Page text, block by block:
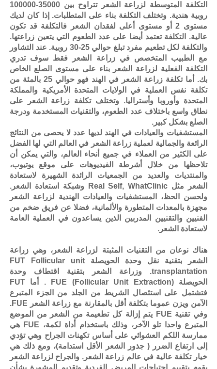
التكلفة المتوسطة لزراعة الشعر تتراوح بين 35000-100000
روبية هندية. وتختلف التكلفة بناء على المتطلبات. إذا كان لديك
مستوى 2 أو مستوى أعلى لفقدان الشعر فالتكلفة قد تكون
عالية. التكلفة تعتمد أيضا على عدد الطعوم التي يتعين زراعتها.
والتكلفة لكل تطعيم مفرد تبلغ حوالي 25-30 روبية. عند التشاور
مع الطبيب المتخصص في زراعة الشعر فقط سوف تدري
التكلفة الفعلية لزراعة الشعر بناء على مستوى الصلع الخاص
بك. أما تكلفة زراعة الشعر في الهند فهو حوالي 25 بالمئة من
تكلفة نفس العملية في الولايات المتحدة الأمريكية والمملكة
المتحدة وأوروبا وأستراليا. وتختلف تكلفة زراعة الشعر على
نطاق واسع باختلاف عدد الطعوم، والتقنيات المستخدمة ودرجة
الصلع بشكل كبير.
المستشفيات والعيادات في الهند لديها عدد لا يحصى من النتائج
الرائعة والجمالية لعملية زراعة الشعر في العالم التي لها الفضل
على الكثير من العملاء في جميع أنحاء العالم، والتي يمكن أن
تلاحظها من خلال أشرطة الفيديوهات على موقع يوتيوب،
والمنتديات والعديد من الجمعيات الرائدة الشهيرة لاستعادة
الشعر مثل Real Self, WhatClinic وشبكة استعادة الشعر.
ولحسن الحظ، المستشفيات والعيادات الهندية لزراعة الشعر
مجهزة بالمعدات المتطورة والألمانية، فضلا عن فريق ضخم من
الفنيين والتقنيين المدربين الذين يساعدون في العملية العامة
لاستعادة الشعر.
هناك نوعان من التقنيات المثبتة لزراعة الشعر، وهي زراعة
الشعر بتقنية نقل وحدة الحويصلة FUT Follicular unit
transplantation. وزراعة الشعر بتقنية اقتطاف وحدة
الحويصلة FUE (Follicular Unit Extraction) . أما FUT
فتشتمل على استئصال الشريط من الجلد من الجزء المتبرع
الآمن ويزن عموما بتكلفة أقل بالمقارنة مع زراعة الشعر FUE.
وفي تقنية FUE يتم إزالة كل تطعيمة من الشعر من الموضع
المتبرع واحدا تلو الآخر، وذلك باستخدام أداة لكمة، FUE هي
ممارسة اللكم العشوائي على أساس تكهنات الجراح وهي تؤدي
إلى ارتفاع الضرر ( جذور الشعر الأقل استدامة)، ومع ذلك هي
خيار تكلفة عالية في عالم زراعة الشعر. والجراح لزراعة الشعر